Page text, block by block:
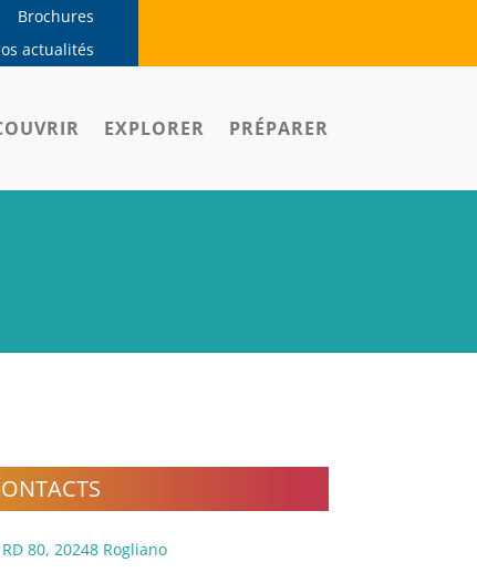
Brochures
actualités
EXPLORER PRÉPARER
RD 80, 20248 Rogliano